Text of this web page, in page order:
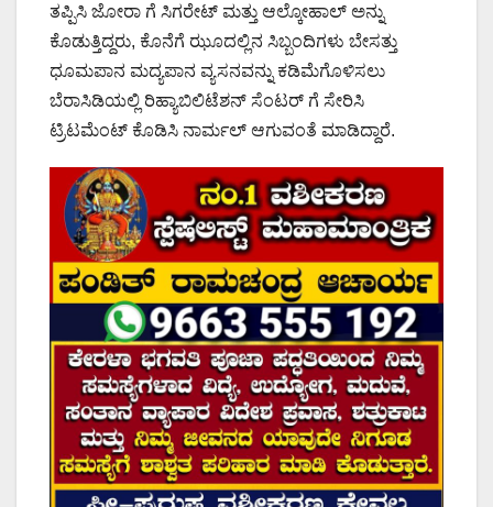
ತಪ್ಪಿಸಿ ಜೋರಾ ಗೆ ಸಿಗರೇಟ್ ಮತ್ತು ಆಲ್ಕೋಹಾಲ್ ಅನ್ನು
ಕೊಡುತ್ತಿದ್ದರು, ಕೊನೆಗೆ ಝೂದಲ್ಲಿನ ಸಿಬ್ಬಂದಿಗಳು ಬೇಸತ್ತು
ಧೂಮಪಾನ ಮದ್ಯಪಾನ ವ್ಯಸನವನ್ನು ಕಡಿಮೆಗೊಳಿಸಲು
ಬೆರಾಸಿಡಿಯಲ್ಲಿ ರಿಹ್ಯಾಬಿಲಿಟೆಶನ್ ಸೆಂಟರ್ ಗೆ ಸೇರಿಸಿ
ಟ್ರಿಟಮೆಂಟ್ ಕೊಡಿಸಿ ನಾರ್ಮಲ್ ಆಗುವಂತೆ ಮಾಡಿದ್ದಾರೆ.